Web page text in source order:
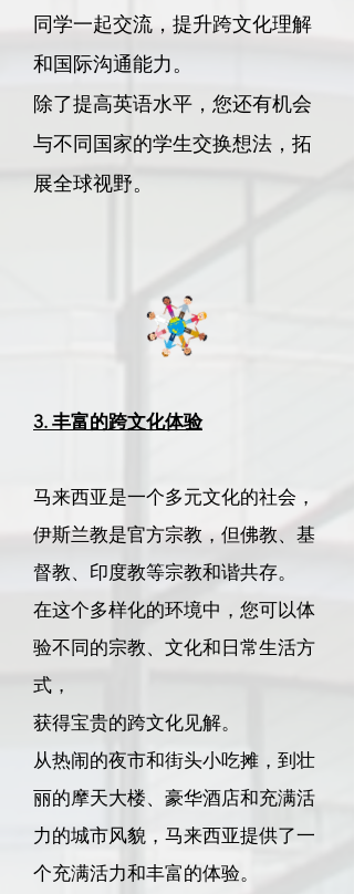
同学一起交流，提升跨文化理解
和国际沟通能力。
除了提高英语水平，您还有机会
与不同国家的学生交换想法，拓
展全球视野。​​
3. 丰富的跨文化体验
马来西亚是一个多元文化的社会，
伊斯兰教是官方宗教，但佛教、基
督教、印度教等宗教和谐共存。
在这个多样化的环境中，您可以体
验不同的宗教、文化和日常生活方
式，
获得宝贵的跨文化见解。
从热闹的夜市和街头小吃摊，到壮
丽的摩天大楼、豪华酒店和充满活
力的城市风貌，马来西亚提供了一
个充满活力和丰富的体验。​​